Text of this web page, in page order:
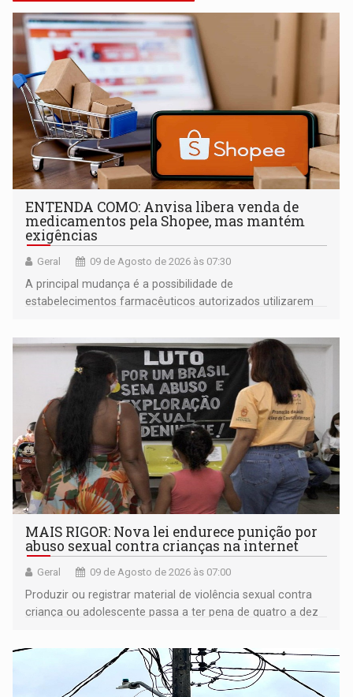
ENTENDA COMO: Anvisa libera venda de
medicamentos pela Shopee, mas mantém
exigências
Geral 09 de Agosto de 2026 às 07:30
A principal mudança é a possibilidade de
estabelecimentos farmacêuticos autorizados utilizarem
MAIS RIGOR: Nova lei endurece punição por
abuso sexual contra crianças na internet
Geral 09 de Agosto de 2026 às 07:00
Produzir ou registrar material de violência sexual contra
criança ou adolescente passa a ter pena de quatro a dez